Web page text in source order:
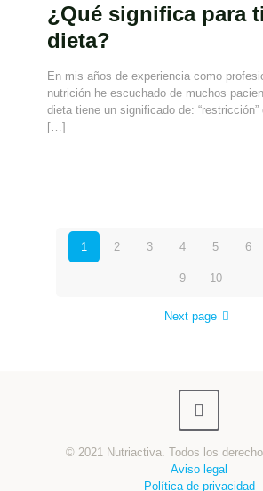
¿Qué significa para
dieta?
En mis años de experiencia como
nutrición he escuchado de muchos
dieta tiene un significado de: “restricción”
[…]
1 2 3 4 5 6
9 10
Next page
© 2021 Nutriactiva. Todos los
Aviso legal
Política de privacidad